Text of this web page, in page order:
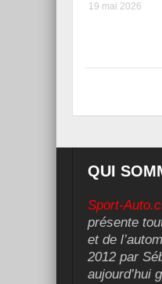
19 mai 2026
QUI
Sport-
présente
et de
2012 par
aujourd’hui